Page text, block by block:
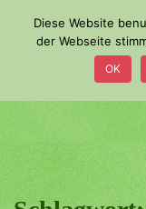
m
a
i
n
Diese Website
der Webseite
OK